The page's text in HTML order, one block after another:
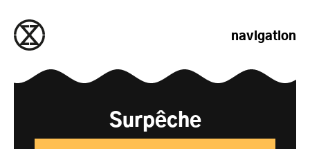
navigation
Surpêche